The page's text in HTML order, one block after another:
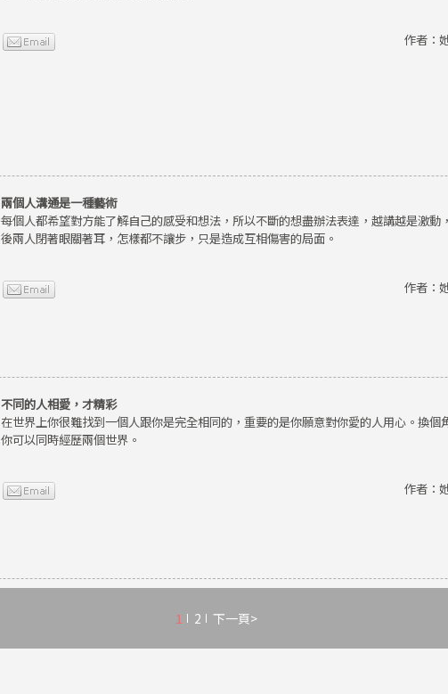
作者：
兩個人溝通是一種藝術
每個人都希望對方能了解自己的感受和想法，所以不斷的想盡辦法表達，越講越是激
後兩人閉著眼關著耳，怎樣都不讓步，只是造成互相傷害的局面。
作者：
不同的人相愛，才精彩
在世界上你很難找到一個人跟你是完全相同的，重要的是你願意對你愛的人用心。換個
你可以同時經歷兩個世界。
作者：
1 2 下一頁>